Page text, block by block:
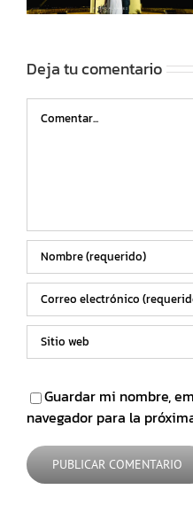
Deja tu comentario
Guardar mi nombre,
navegador para la